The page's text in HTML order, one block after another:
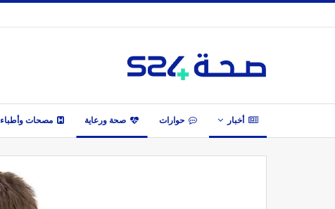
أخبار حوارات صحة ورعاية مصحات وأطباء